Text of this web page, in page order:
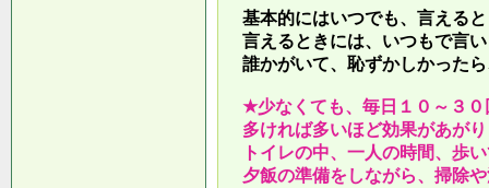
基本的にはいつでも、言える
言えるときには、いつもで言
誰かがいて、恥ずかしかった
★少なくても、毎日１０～３０
多ければ多いほど効果があが
トイレの中、一人の時間、歩
夕飯の準備をしながら、掃除